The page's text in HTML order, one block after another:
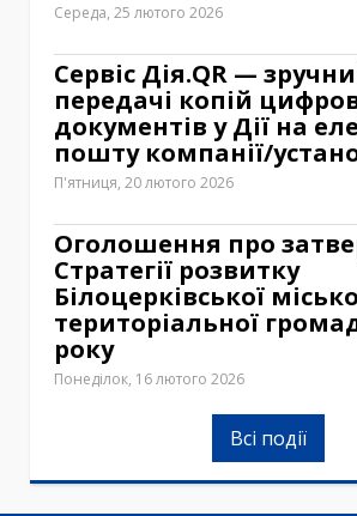
Середа, 25 лютого 2026
Сервіс Дія.QR —
передачі копій
документів у Дії на
пошту компанії/
П'ятниця, 20 лютого 2026
Оголошення про
Стратегії розвитку
Білоцерківської
територіальної
року
Понеділок, 16 лютого 2026
Всі події